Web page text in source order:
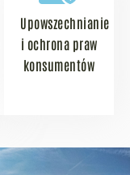
Upowszechnianie
i ochrona praw
konsumentów